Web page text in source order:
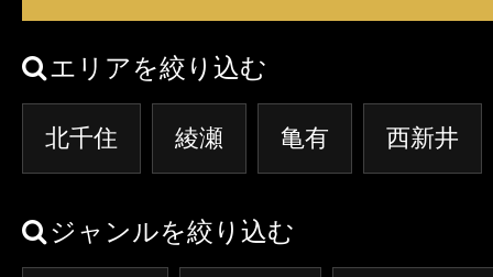
お店検索ページへ
エリアから探す
セラピストを探す
セラピスト検索ページ
ランキング
口コミ
エリアを絞り込む
北千住 綾瀬 亀有 西新井
ジャンルを絞り込む